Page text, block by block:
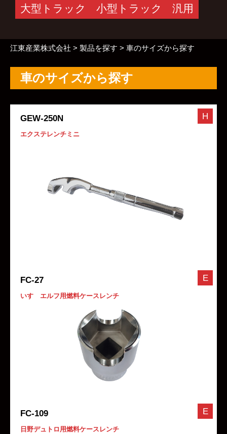
大型トラック
小型トラック 汎用
江東産業株式会社 > 製品を探す > 車のサイズから探す
車のサイズから探す
GEW-250N
エクステレンチミニ
H
FC-27
いすゞエルフ用燃料ケースレンチ
E
FC-109
日野デュトロ用燃料ケースレンチ
E